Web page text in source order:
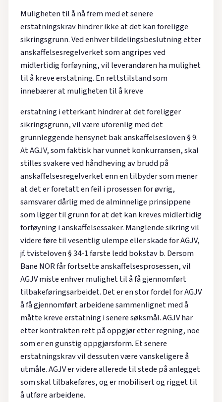
Muligheten til å nå frem med et senere
erstatningskrav hindrer ikke at det kan foreligge
sikringsgrunn. Ved enhver tildelingsbeslutning etter
anskaffelsesregelverket som angripes ved
midlertidig forføyning, vil leverandøren ha mulighet
til å kreve erstatning. En rettstilstand som
innebærer at muligheten til å kreve
erstatning i etterkant hindrer at det foreligger
sikringsgrunn, vil være uforenlig med det
grunnleggende hensynet bak anskaffelsesloven § 9.
At AGJV, som faktisk har vunnet konkurransen, skal
stilles svakere ved håndheving av brudd på
anskaffelsesregelverket enn en tilbyder som mener
at det er foretatt en feil i prosessen for øvrig,
samsvarer dårlig med de alminnelige prinsippene
som ligger til grunn for at det kan kreves midlertidig
forføyning i anskaffelsessaker. Manglende sikring vil
videre føre til vesentlig ulempe eller skade for AGJV,
jf. tvisteloven § 34-1 første ledd bokstav b. Dersom
Bane NOR får fortsette anskaffelsesprosessen, vil
AGJV miste enhver mulighet til å få gjennomført
tilbakeføringsarbeidet. Det er en stor fordel for AGJV
å få gjennomført arbeidene sammenlignet med å
måtte kreve erstatning i senere søksmål. AGJV har
etter kontrakten rett på oppgjør etter regning, noe
som er en gunstig oppgjørsform. Et senere
erstatningskrav vil dessuten være vanskeligere å
utmåle. AGJV er videre allerede til stede på anlegget
som skal tilbakeføres, og er mobilisert og rigget til
å utføre arbeidene.